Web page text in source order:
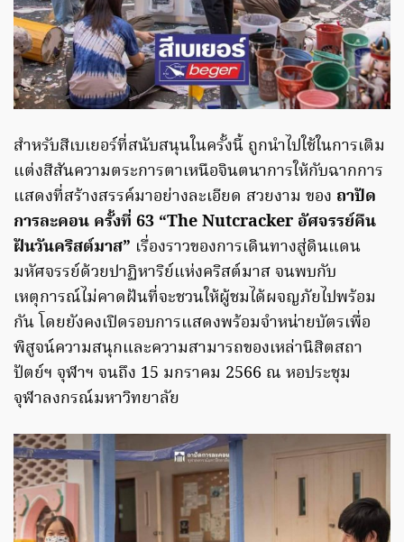
สำหรับสีเบเยอร์ที่สนับสนุนในครั้งนี้ ถูกนำไปใช้ในการเติม
แต่งสีสันความตระการตาเหนือจินตนาการให้กับฉากการ
แสดงที่สร้างสรรค์มาอย่างละเอียด สวยงาม ของ ถาปัด
การละคอน ครั้งที่ 63 “The Nutcracker อัศจรรย์คืน
ฝันวันคริสต์มาส” เรื่องราวของการเดินทางสู่ดินแดน
มหัศจรรย์ด้วยปาฏิหาริย์แห่งคริสต์มาส จนพบกับ
เหตุการณ์ไม่คาดฝันที่จะชวนให้ผู้ชมได้ผจญภัยไปพร้อม
กัน โดยยังคงเปิดรอบการแสดงพร้อมจำหน่ายบัตรเพื่อ
พิสูจน์ความสนุกและความสามารถของเหล่านิสิตสถา
ปัตย์ฯ จุฬาฯ จนถึง 15 มกราคม 2566 ณ หอประชุม
จุฬาลงกรณ์มหาวิทยาลัย